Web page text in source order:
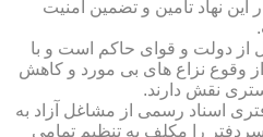
نهاد تأمین و تضمین امنیت
از دولت و قوای حاکم است و با
وقوع نزاع های بی مورد و کاهش
نقش دارند.
اسناد رسمی از مشاغل آزاد به
را مکلف به تنظیم تمامی